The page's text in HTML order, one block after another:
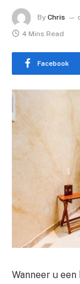
By Chris
4 Mins Read
Facebook
Wanneer u